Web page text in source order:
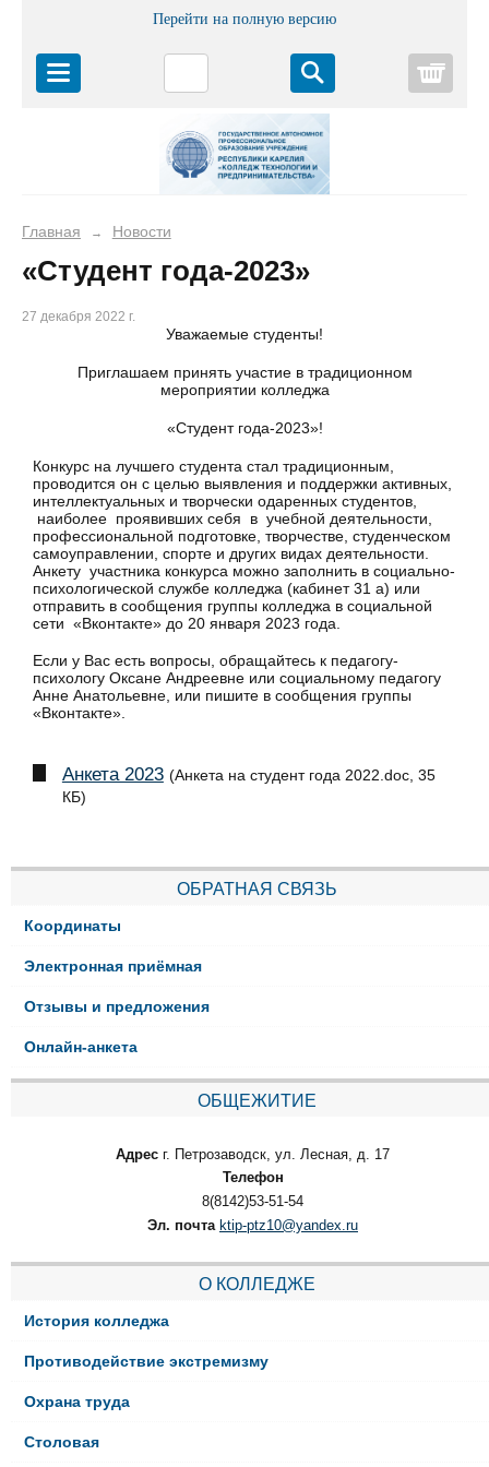
Перейти на полную версию
Главная → Новости
«Студент года-2023»
27 декабря 2022 г.
Уважаемые студенты!
Приглашаем принять участие в традиционном
мероприятии колледжа
«Студент года-2023»!
Конкурс на лучшего студента стал традиционным,
проводится он с целью выявления и поддержки активных,
интеллектуальных и творчески одаренных студентов,
наиболее проявивших себя в учебной деятельности,
профессиональной подготовке, творчестве, студенческом
самоуправлении, спорте и других видах деятельности.
Анкету участника конкурса можно заполнить в социально-
психологической службе колледжа (кабинет 31 а) или
отправить в сообщения группы колледжа в социальной
сети «Вконтакте» до 20 января 2023 года.
Если у Вас есть вопросы, обращайтесь к педагогу-
психологу Оксане Андреевне или социальному педагогу
Анне Анатольевне, или пишите в сообщения группы
«Вконтакте».
Анкета 2023 (Анкета на студент года 2022.doc, 35
КБ)
ОБРАТНАЯ СВЯЗЬ
Координаты
Электронная приёмная
Отзывы и предложения
Онлайн-анкета
ОБЩЕЖИТИЕ
Адрес г. Петрозаводск, ул. Лесная, д. 17
Телефон
8(8142)53-51-54
Эл. почта ktip-ptz10@yandex.ru
О КОЛЛЕДЖЕ
История колледжа
Противодействие экстремизму
Охрана труда
Столовая